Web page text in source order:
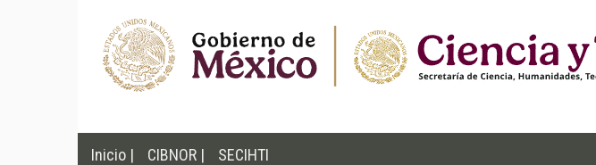
Inicio | CIBNOR | SECIHTI